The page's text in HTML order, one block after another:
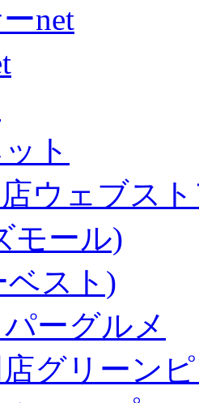
net
ト
ウェブス
モール)
ベスト)
ーグルメ
グリーン